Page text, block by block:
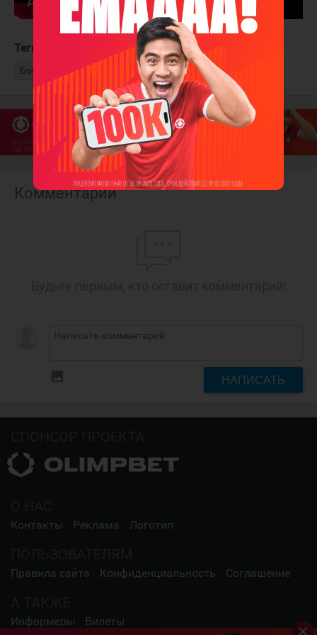
Теги: Панарин Артемий
Нью-Йорк Рейнджерс
Бостон Брюинз
Комментарии
НАПИСАТЬ
Контакты Реклама Логотип
Правила сайта Конфиденциальность Соглашение
Информеры Билеты